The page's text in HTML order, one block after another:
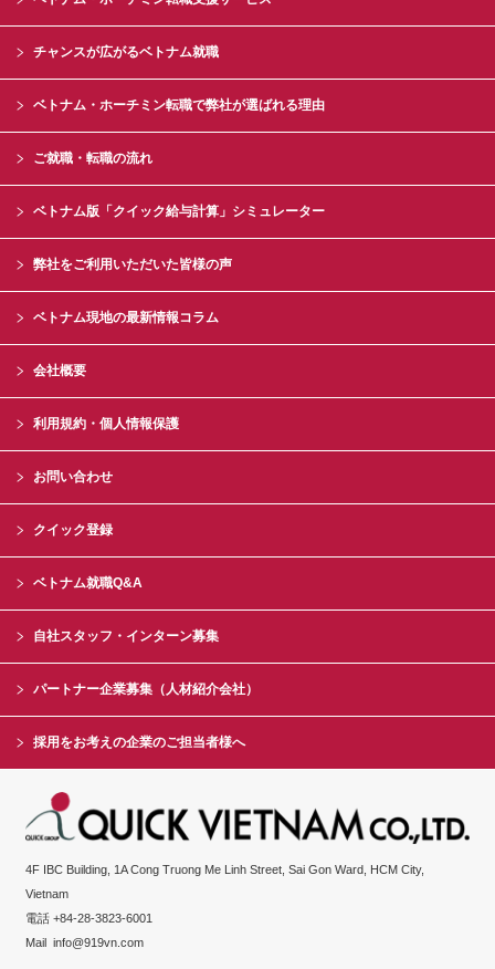
チャンスが広がるベトナム就職
ベトナム・ホーチミン転職で弊社が選ばれる理由
ご就職・転職の流れ
ベトナム版「クイック給与計算」シミュレーター
弊社をご利用いただいた皆様の声
ベトナム現地の最新情報コラム
会社概要
利用規約・個人情報保護
お問い合わせ
クイック登録
ベトナム就職Q&A
自社スタッフ・インターン募集
パートナー企業募集（人材紹介会社）
採用をお考えの企業のご担当者様へ
4F IBC Building, 1A Cong Truong Me Linh Street, Sai Gon Ward, HCM City,
Vietnam
電話 +84-28-3823-6001
Mailinfo@919vn.com